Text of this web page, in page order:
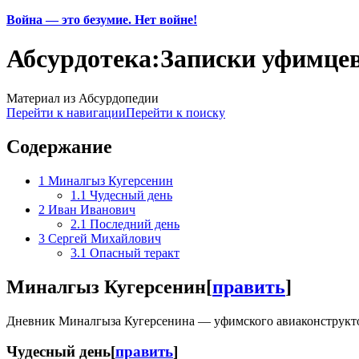
Война — это безумие. Нет войне!
Абсурдотека:Записки
Материал из Абсурдопедии
Перейти к навигацииПерейти к поиску
Содержание
1 Миналгыз Кугерсенин
1.1 Чудесный день
2 Иван Иванович
2.1 Последний день
3 Сергей Михайлович
3.1 Опасный теракт
Миналгыз Кугерсенин[править]
Дневник Миналгыза Кугерсенина — уфимского
Чудесный день[править]